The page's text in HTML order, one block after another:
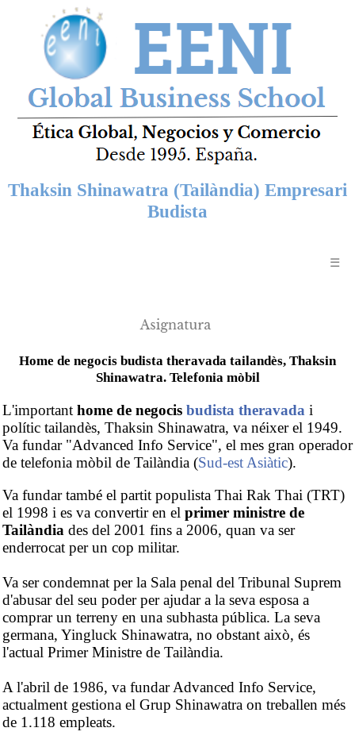
Thaksin Shinawatra (Tailàndia) Empresari
Budista
☰
Home de negocis budista theravada tailandès, Thaksin
Shinawatra. Telefonia mòbil
L'important home de negocis budista theravada i
polític tailandès, Thaksin Shinawatra, va néixer el 1949.
Va fundar "Advanced Info Service", el mes gran operador
de telefonia mòbil de Tailàndia (Sud-est Asiàtic).
Va fundar també el partit populista Thai Rak Thai (TRT)
el 1998 i es va convertir en el primer ministre de
Tailàndia des del 2001 fins a 2006, quan va ser
enderrocat per un cop militar.
Va ser condemnat per la Sala penal del Tribunal Suprem
d'abusar del seu poder per ajudar a la seva esposa a
comprar un terreny en una subhasta pública. La seva
germana, Yingluck Shinawatra, no obstant això, és
l'actual Primer Ministre de Tailàndia.
A l'abril de 1986, va fundar Advanced Info Service,
actualment gestiona el Grup Shinawatra on treballen més
de 1.118 empleats.